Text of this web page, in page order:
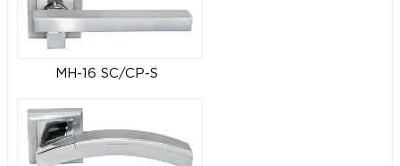
MH-16 SC/CP-S